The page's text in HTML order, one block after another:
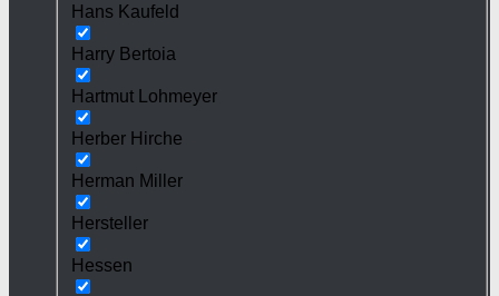
Hans Kaufeld
Harry Bertoia
Hartmut Lohmeyer
Herber Hirche
Herman Miller
Hersteller
Hessen